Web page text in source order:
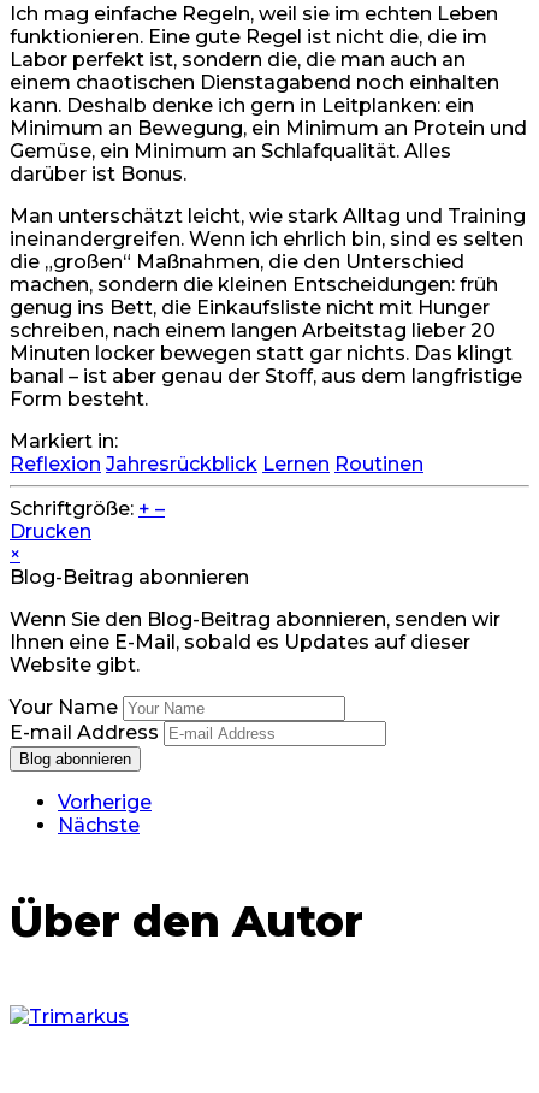
Ich mag einfache Regeln, weil sie im echten Leben
funktionieren. Eine gute Regel ist nicht die, die im
Labor perfekt ist, sondern die, die man auch an
einem chaotischen Dienstagabend noch einhalten
kann. Deshalb denke ich gern in Leitplanken: ein
Minimum an Bewegung, ein Minimum an Protein und
Gemüse, ein Minimum an Schlafqualität. Alles
darüber ist Bonus.
Man unterschätzt leicht, wie stark Alltag und Training
ineinandergreifen. Wenn ich ehrlich bin, sind es selten
die „großen“ Maßnahmen, die den Unterschied
machen, sondern die kleinen Entscheidungen: früh
genug ins Bett, die Einkaufsliste nicht mit Hunger
schreiben, nach einem langen Arbeitstag lieber 20
Minuten locker bewegen statt gar nichts. Das klingt
banal – ist aber genau der Stoff, aus dem langfristige
Form besteht.
Markiert in:
Reflexion Jahresrückblick Lernen Routinen
Schriftgröße: + –
Drucken
×
Blog-Beitrag abonnieren
Wenn Sie den Blog-Beitrag abonnieren, senden wir
Ihnen eine E-Mail, sobald es Updates auf dieser
Website gibt.
Your Name
E-mail Address
Blog abonnieren
Vorherige
Nächste
Über den Autor